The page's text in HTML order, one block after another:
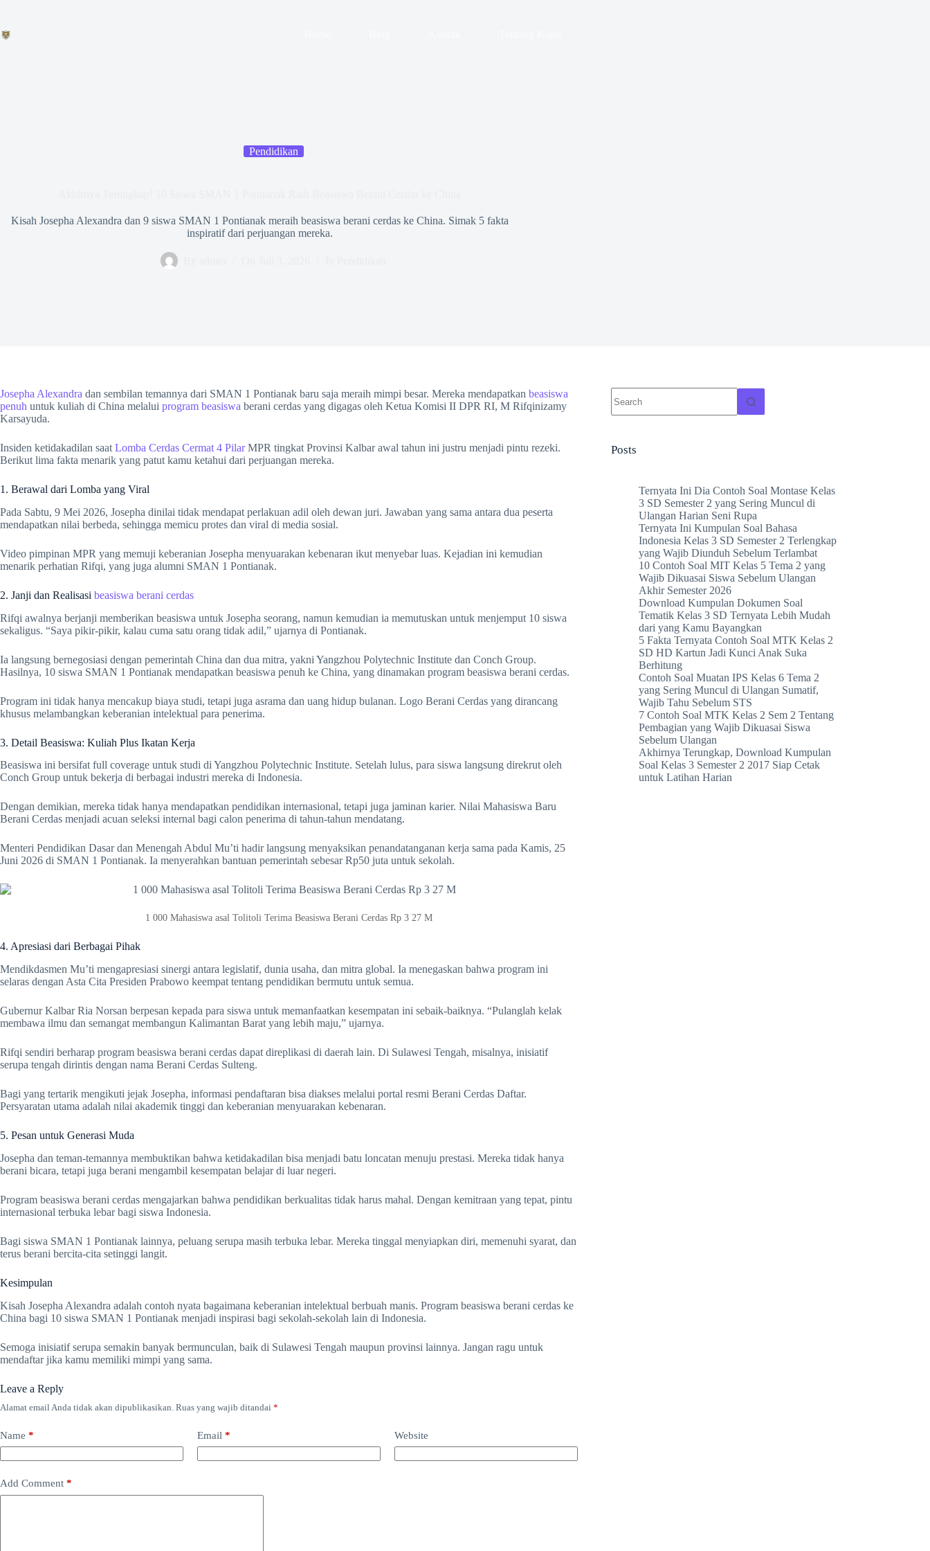
content
Pendidikan
Kisah Josepha Alexandra dan 9 siswa SMAN 1 Pontianak meraih beasiswa berani cerdas ke China. Simak 5 fakta
inspiratif dari perjuangan mereka.
Josepha Alexandra dan sembilan temannya dari SMAN 1 Pontianak baru saja meraih mimpi besar. Mereka mendapatkan beasiswa
penuh untuk kuliah di China melalui program beasiswa berani cerdas yang digagas oleh Ketua Komisi II DPR RI, M Rifqinizamy
Karsayuda.
Insiden ketidakadilan saat Lomba Cerdas Cermat 4 PilarMPR tingkat Provinsi Kalbar awal tahun ini justru menjadi pintu rezeki.
Berikut lima fakta menarik yang patut kamu ketahui dari perjuangan mereka.
1. Berawal dari Lomba yang Viral
Pada Sabtu, 9 Mei 2026, Josepha dinilai tidak mendapat perlakuan adil oleh dewan juri. Jawaban yang sama antara dua peserta
mendapatkan nilai berbeda, sehingga memicu protes dan viral di media sosial.
Video pimpinan MPR yang memuji keberanian Josepha menyuarakan kebenaran ikut menyebar luas. Kejadian ini kemudian
menarik perhatian Rifqi, yang juga alumni SMAN 1 Pontianak.
2. Janji dan Realisasi beasiswa berani cerdas
Rifqi awalnya berjanji memberikan beasiswa untuk Josepha seorang, namun kemudian ia memutuskan untuk menjemput 10 siswa
sekaligus. “Saya pikir-pikir, kalau cuma satu orang tidak adil,” ujarnya di Pontianak.
Ia langsung bernegosiasi dengan pemerintah China dan dua mitra, yakni Yangzhou Polytechnic Institute dan Conch Group.
Hasilnya, 10 siswa SMAN 1 Pontianak mendapatkan beasiswa penuh ke China, yang dinamakan program beasiswa berani cerdas.
Program ini tidak hanya mencakup biaya studi, tetapi juga asrama dan uang hidup bulanan. Logo Berani Cerdas yang dirancang
khusus melambangkan keberanian intelektual para penerima.
3. Detail Beasiswa: Kuliah Plus Ikatan Kerja
Beasiswa ini bersifat full coverage untuk studi di Yangzhou Polytechnic Institute. Setelah lulus, para siswa langsung direkrut oleh
Conch Group untuk bekerja di berbagai industri mereka di Indonesia.
Dengan demikian, mereka tidak hanya mendapatkan pendidikan internasional, tetapi juga jaminan karier. Nilai Mahasiswa Baru
Berani Cerdas menjadi acuan seleksi internal bagi calon penerima di tahun-tahun mendatang.
Menteri Pendidikan Dasar dan Menengah Abdul Mu’ti hadir langsung menyaksikan penandatanganan kerja sama pada Kamis, 25
Juni 2026 di SMAN 1 Pontianak. Ia menyerahkan bantuan pemerintah sebesar Rp50 juta untuk sekolah.
1 000 Mahasiswa asal Tolitoli Terima Beasiswa Berani Cerdas Rp 3 27 M
4. Apresiasi dari Berbagai Pihak
Mendikdasmen Mu’ti mengapresiasi sinergi antara legislatif, dunia usaha, dan mitra global. Ia menegaskan bahwa program ini
selaras dengan Asta Cita Presiden Prabowo keempat tentang pendidikan bermutu untuk semua.
Gubernur Kalbar Ria Norsan berpesan kepada para siswa untuk memanfaatkan kesempatan ini sebaik-baiknya. “Pulanglah kelak
membawa ilmu dan semangat membangun Kalimantan Barat yang lebih maju,” ujarnya.
Rifqi sendiri berharap program beasiswa berani cerdas dapat direplikasi di daerah lain. Di Sulawesi Tengah, misalnya, inisiatif
serupa tengah dirintis dengan nama Berani Cerdas Sulteng.
Bagi yang tertarik mengikuti jejak Josepha, informasi pendaftaran bisa diakses melalui portal resmi Berani Cerdas Daftar.
Persyaratan utama adalah nilai akademik tinggi dan keberanian menyuarakan kebenaran.
5. Pesan untuk Generasi Muda
Josepha dan teman-temannya membuktikan bahwa ketidakadilan bisa menjadi batu loncatan menuju prestasi. Mereka tidak hanya
berani bicara, tetapi juga berani mengambil kesempatan belajar di luar negeri.
Program beasiswa berani cerdas mengajarkan bahwa pendidikan berkualitas tidak harus mahal. Dengan kemitraan yang tepat, pintu
internasional terbuka lebar bagi siswa Indonesia.
Bagi siswa SMAN 1 Pontianak lainnya, peluang serupa masih terbuka lebar. Mereka tinggal menyiapkan diri, memenuhi syarat, dan
terus berani bercita-cita setinggi langit.
Kesimpulan
Kisah Josepha Alexandra adalah contoh nyata bagaimana keberanian intelektual berbuah manis. Program beasiswa berani cerdas ke
China bagi 10 siswa SMAN 1 Pontianak menjadi inspirasi bagi sekolah-sekolah lain di Indonesia.
Semoga inisiatif serupa semakin banyak bermunculan, baik di Sulawesi Tengah maupun provinsi lainnya. Jangan ragu untuk
mendaftar jika kamu memiliki mimpi yang sama.
Leave a Reply
Alamat email Anda tidak akan dipublikasikan. Ruas yang wajib ditandai *
Name * Email * Website
Add Comment *
results
Posts
Ternyata Ini Dia Contoh Soal Montase Kelas
3 SD Semester 2 yang Sering Muncul di
Ulangan Harian Seni Rupa
Ternyata Ini Kumpulan Soal Bahasa
Indonesia Kelas 3 SD Semester 2 Terlengkap
yang Wajib Diunduh Sebelum Terlambat
10 Contoh Soal MIT Kelas 5 Tema 2 yang
Wajib Dikuasai Siswa Sebelum Ulangan
Akhir Semester 2026
Download Kumpulan Dokumen Soal
Tematik Kelas 3 SD Ternyata Lebih Mudah
dari yang Kamu Bayangkan
5 Fakta Ternyata Contoh Soal MTK Kelas 2
SD HD Kartun Jadi Kunci Anak Suka
Berhitung
Contoh Soal Muatan IPS Kelas 6 Tema 2
yang Sering Muncul di Ulangan Sumatif,
Wajib Tahu Sebelum STS
7 Contoh Soal MTK Kelas 2 Sem 2 Tentang
Pembagian yang Wajib Dikuasai Siswa
Sebelum Ulangan
Akhirnya Terungkap, Download Kumpulan
Soal Kelas 3 Semester 2 2017 Siap Cetak
untuk Latihan Harian